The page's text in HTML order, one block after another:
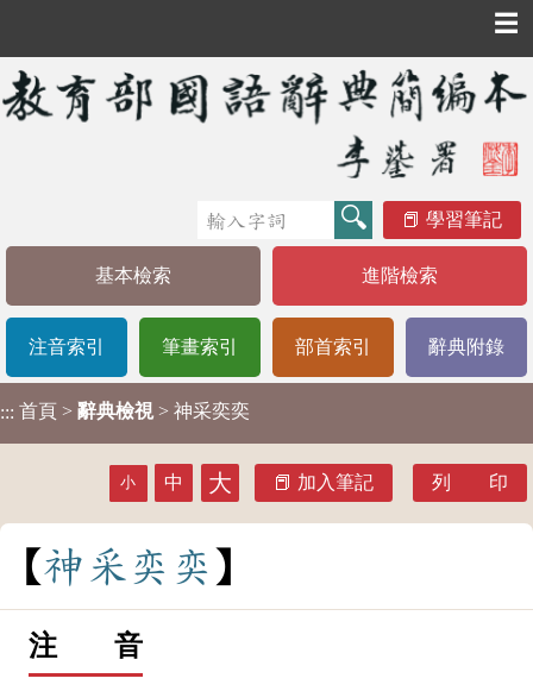
☰
學習筆記
基本檢索 進階檢索
注音索引 筆畫索引 部首索引 辭典附錄
::: 首頁 > 辭典檢視 > 神采奕奕
小 中 大 加入筆記 列 印
神 采 奕 奕
注 音